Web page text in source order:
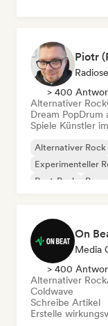
Piotr
> 400
Alternativer Rock
Dream PopDrum
Spiele Künstler
Alternativer Rock
Experimenteller
Post-Punk
On
Media
> 400
Alternativer Rock
Coldwave
Schreibe Artikel
Erstelle